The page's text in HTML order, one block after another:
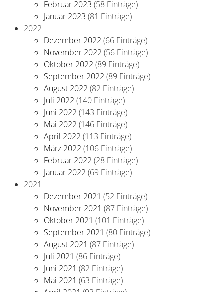
Februar 2023 (58 Einträge)
Januar 2023 (81 Einträge)
2022
Dezember 2022 (66 Einträge)
November 2022 (56 Einträge)
Oktober 2022 (89 Einträge)
September 2022 (89 Einträge)
August 2022 (82 Einträge)
Juli 2022 (140 Einträge)
Juni 2022 (143 Einträge)
Mai 2022 (146 Einträge)
April 2022 (113 Einträge)
März 2022 (106 Einträge)
Februar 2022 (28 Einträge)
Januar 2022 (69 Einträge)
2021
Dezember 2021 (52 Einträge)
November 2021 (87 Einträge)
Oktober 2021 (101 Einträge)
September 2021 (80 Einträge)
August 2021 (87 Einträge)
Juli 2021 (86 Einträge)
Juni 2021 (82 Einträge)
Mai 2021 (63 Einträge)